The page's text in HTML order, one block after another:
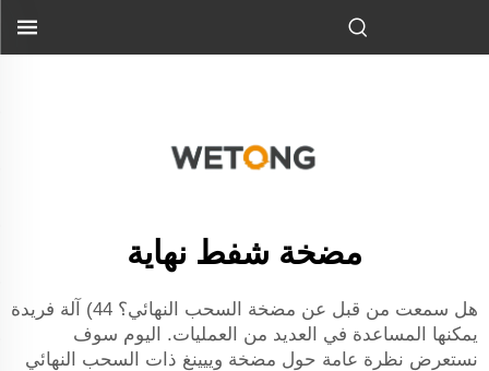
مضخة شفط نهاية
هل سمعت من قبل عن مضخة السحب النهائي؟ 44) آلة فريدة
يمكنها المساعدة في العديد من العمليات. اليوم سوف
نستعرض نظرة عامة حول مضخة وييينغ ذات السحب النهائي